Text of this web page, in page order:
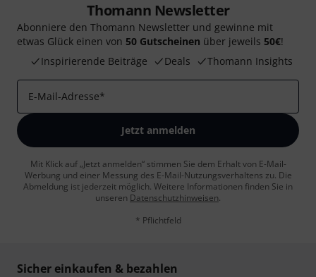
Thomann Newsletter
Abonniere den Thomann Newsletter und gewinne mit
etwas Glück einen von 50 Gutscheinen über jeweils 50€!
Inspirierende Beiträge
Deals Thomann Insights
E-Mail-Adresse*
Jetzt anmelden
Mit Klick auf „Jetzt anmelden“ stimmen Sie dem Erhalt von E-Mail-
Werbung und einer Messung des E-Mail-Nutzungsverhaltens zu. Die
Abmeldung ist jederzeit möglich. Weitere Informationen finden Sie in
unseren Datenschutzhinweisen.
* Pflichtfeld
Sicher einkaufen & bezahlen